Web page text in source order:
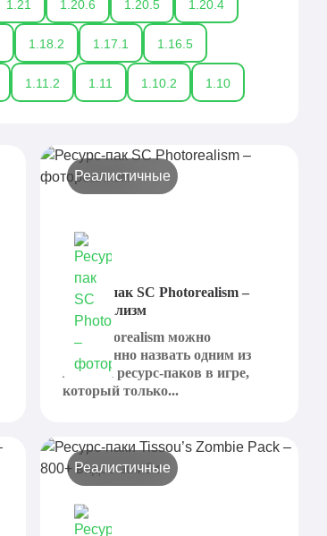
1.21 1.20.6 1.20.5 1.20.4
1.18.2 1.17.1 1.16.5
1.11.2 1.11 1.10.2 1.10
Реалистичные
Ресурс-пак SC Photorealism –
фотореализм
SC Photorealism можно
заслуженно назвать одним из
лучших ресурс-паков в игре,
который только...
Реалистичные